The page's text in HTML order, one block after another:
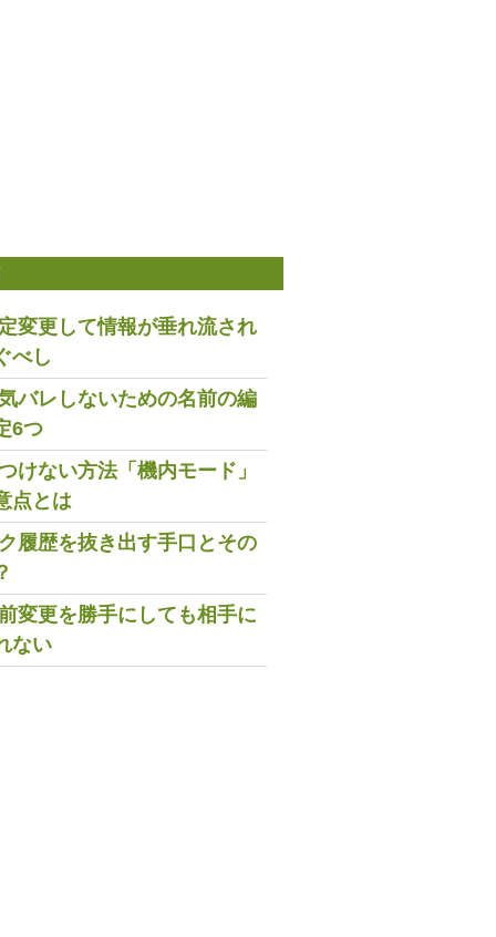
変更して情報が垂れ流され
べし
バレしないための名前の編
6つ
けない方法「機内モード」
点とは
履歴を抜き出す手口とその
変更を勝手にしても相手に
ない